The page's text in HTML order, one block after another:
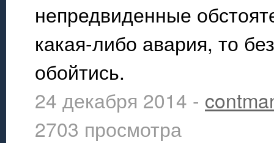
непредвиденные
какая-либо авария, то
обойтись.
24 декабря 2014 -
2703 просмотра